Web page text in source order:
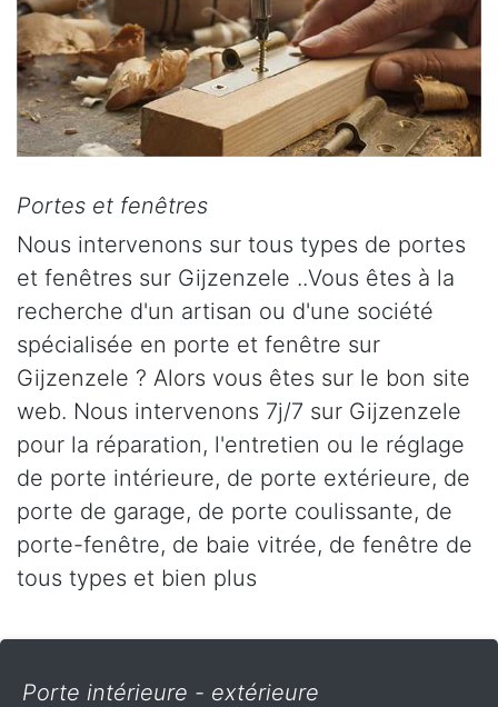
Portes et fenêtres
Nous intervenons sur tous types de portes
et fenêtres sur Gijzenzele ..Vous êtes à la
recherche d'un artisan ou d'une société
spécialisée en porte et fenêtre sur
Gijzenzele ? Alors vous êtes sur le bon site
web. Nous intervenons 7j/7 sur Gijzenzele
pour la réparation, l'entretien ou le réglage
de porte intérieure, de porte extérieure, de
porte de garage, de porte coulissante, de
porte-fenêtre, de baie vitrée, de fenêtre de
tous types et bien plus
Porte intérieure - extérieure